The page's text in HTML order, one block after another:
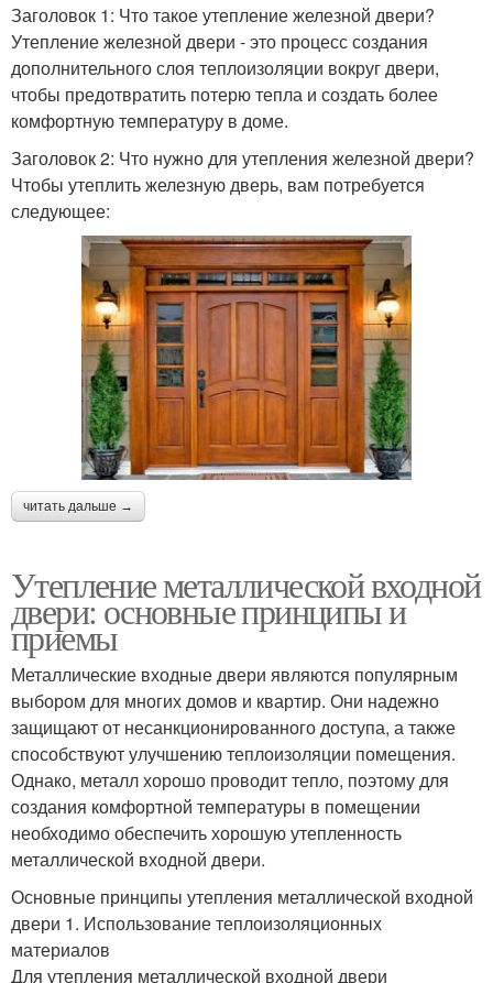
Заголовок 1: Что такое утепление железной двери?
Утепление железной двери - это процесс создания
дополнительного слоя теплоизоляции вокруг двери,
чтобы предотвратить потерю тепла и создать более
комфортную температуру в доме.
Заголовок 2: Что нужно для утепления железной двери?
Чтобы утеплить железную дверь, вам потребуется
следующее:
читать дальше →
Утепление металлической входной
двери: основные принципы и
приемы
Металлические входные двери являются популярным
выбором для многих домов и квартир. Они надежно
защищают от несанкционированного доступа, а также
способствуют улучшению теплоизоляции помещения.
Однако, металл хорошо проводит тепло, поэтому для
создания комфортной температуры в помещении
необходимо обеспечить хорошую утепленность
металлической входной двери.
Основные принципы утепления металлической входной
двери 1. Использование теплоизоляционных
материалов
Для утепления металлической входной двери